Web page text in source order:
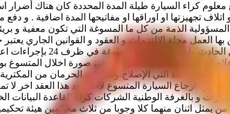
كراء السيارة طيلة المدة المحددة كان هناك أضرار
تجهيزتها او اوراقها او مفاتيحها المدة اضافية . و
الذمة من كل ما المسوغة التي تكون معفية و
يلتزم المتسوغ العربة الحادث
او تقديم معطيات مغلوطة وفي صورة اخلال
طول المدة التي الإصلاح و غرمات الحرمان من
ارجاع السيارة المتسوع لاحد بنود هذا العقد اخر
ودون 10 معطيات شخصية : يرخص السيارات و بالغرفة الوطنية الشركات
أن جميع النزاعات 11 النزاعات : يلتزم الطرفين من يمثل اثنان منهما كلا وجوبا